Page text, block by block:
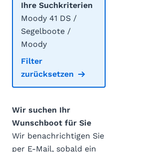
Ihre Suchkriterien
Moody 41 DS /
Segelboote /
Moody
Filter
zurücksetzen
Wir suchen Ihr
Wunschboot für Sie
Wir benachrichtigen Sie
per E-Mail, sobald ein